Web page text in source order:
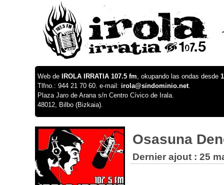
Web de IROLA IRRATIA 107.5 fm, okupando las ondas desde
Tlfno.: 944 21 70 60. e-mail: irola@sindominio.net.
Plaza Jaro de Arana s/n Centro Cívico de Irala.
48012, Bilbo (Bizkaia).
Osasuna
Dernier ajout : 25